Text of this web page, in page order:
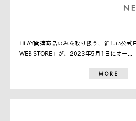
LILAY関連商品のみを取り扱う、新しい公式
WEB STORE」が、2023年5月1日にオー...
MORE